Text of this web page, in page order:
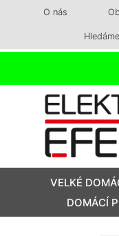
O nás
VELKÉ
DOMÁCÍ